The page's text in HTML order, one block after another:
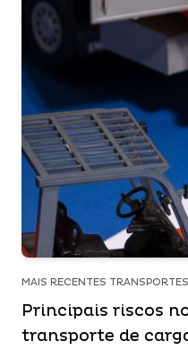
MAIS RECENTES TRANSPORTES
Principais riscos
transporte de